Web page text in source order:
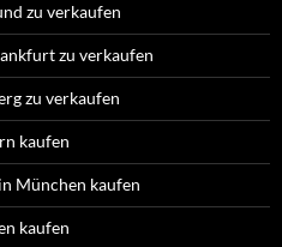
zu verkaufen
zu verkaufen
zu verkaufen
kaufen
München kaufen
kaufen